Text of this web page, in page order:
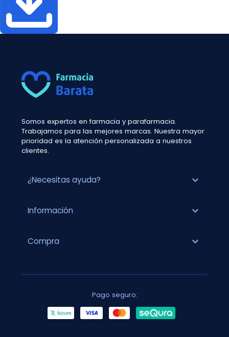
Somos expertos en farmacia y parafarmacia.
Trabajamos para las mejores marcas. Nuestra mayor
prioridad es la atención personalizada a nuestros
clientes.
¿Necesitas ayuda? expand_more
Información expand_more
Compra expand_more
Pago seguro: